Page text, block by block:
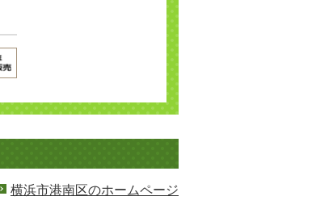
横浜市港南区のホームページ